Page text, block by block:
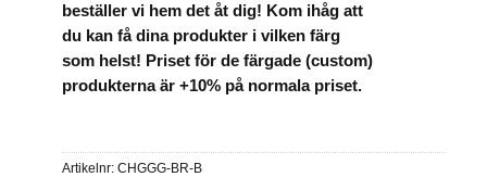
beställer vi hem det åt dig! Kom ihåg att
du kan få dina produkter i vilken färg
som helst! Priset för de färgade (custom)
produkterna är +10% på normala priset.
Artikelnr:CHGGG-BR-B
hemsida ska
prestera så
möjligt under
ditt besök.
kommer